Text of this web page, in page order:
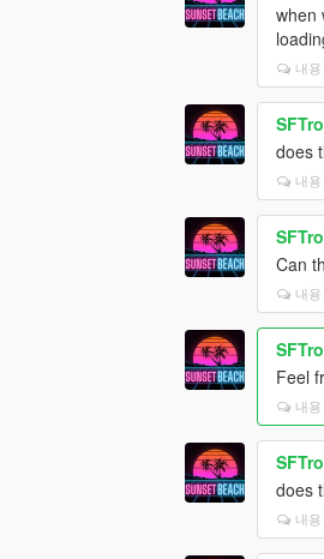
when
내
does
내
Can
내
Feel
내
does
내